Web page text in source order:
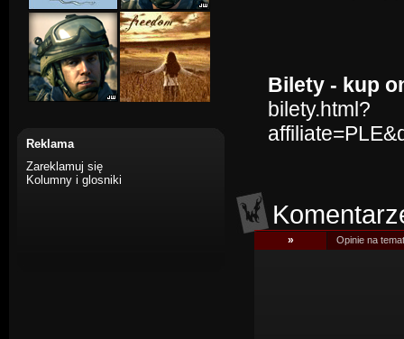
Reklama
Zareklamuj się
Kolumny i glosniki
Bilety - kup
bilety.html?
» Opinie na